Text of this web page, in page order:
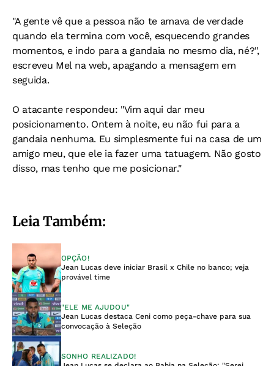
"A gente vê que a pessoa não te amava de verdade
quando ela termina com você, esquecendo grandes
momentos, e indo para a gandaia no mesmo dia, né?",
escreveu Mel na web, apagando a mensagem em
seguida.
O atacante respondeu: "Vim aqui dar meu
posicionamento. Ontem à noite, eu não fui para a
gandaia nenhuma. Eu simplesmente fui na casa de um
amigo meu, que ele ia fazer uma tatuagem. Não gosto
disso, mas tenho que me posicionar."
Leia Também:
OPÇÃO!
Jean Lucas deve iniciar Brasil x Chile no banco; veja
provável time
"ELE ME AJUDOU"
Jean Lucas destaca Ceni como peça-chave para sua
convocação à Seleção
SONHO REALIZADO!